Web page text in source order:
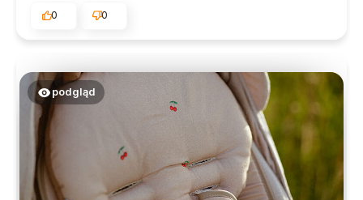
0
0
podgląd